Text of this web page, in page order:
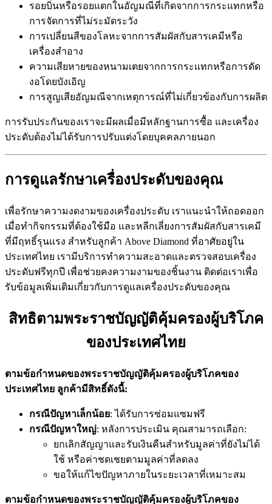
รอยบิ่นหรือรอยแตกในอัญมณีที่เกิดจากการกระแทกหรือ
การจัดการที่ไม่ระมัดระวัง
การเปลี่ยนสีของโลหะจากการสัมผัสกับสารเคมีหรือ
เครื่องสำอาง
ความเสียหายของหนามเตยจากการกระแทกหรือการดัด
งอโดยบังเอิญ
การสูญเสียอัญมณีจากเหตุการณ์ที่ไม่เกี่ยวข้องกับการผลิต
การรับประกันของเราจะมีผลเมื่อมีหลักฐานการซื้อ และเครื่อง
ประดับต้องไม่ได้รับการปรับแต่งโดยบุคคลภายนอก
การดูแลรักษาเครื่องประดับของคุณ
เพื่อรักษาความงดงามของเครื่องประดับ เราแนะนำให้ถอดออก
เมื่อทำกิจกรรมที่ต้องใช้มือ และหลีกเลี่ยงการสัมผัสกับสารเคมี
ที่มีฤทธิ์รุนแรง สำหรับลูกค้า Above Diamond ที่อาศัยอยู่ใน
ประเทศไทย เรามีบริการทำความสะอาดและตรวจสอบเครื่อง
ประดับฟรีทุกปี เพื่อช่วยคงความงามของชิ้นงาน ติดต่อเราเพื่อ
รับข้อมูลเพิ่มเติมเกี่ยวกับการดูแลเครื่องประดับของคุณ
สิทธิตามพระราชบัญญัติคุ้มครองผู้บริโภค
ของประเทศไทย
ตามข้อกำหนดของพระราชบัญญัติคุ้มครองผู้บริโภคของ
ประเทศไทย ลูกค้ามีสิทธิ์ดังนี้:
กรณีปัญหาเล็กน้อย: ได้รับการซ่อมแซมฟรี
กรณีปัญหาใหญ่: หลังการประเมิน คุณสามารถเลือก:
ยกเลิกสัญญาและรับเงินคืนสำหรับมูลค่าที่ยังไม่ได้
ใช้ หรือค่าชดเชยตามมูลค่าที่ลดลง
ขอให้แก้ไขปัญหาภายในระยะเวลาที่เหมาะสม
ตามข้อกำหนดของพระราชบัญญัติคุ้มครองผู้บริโภคของ